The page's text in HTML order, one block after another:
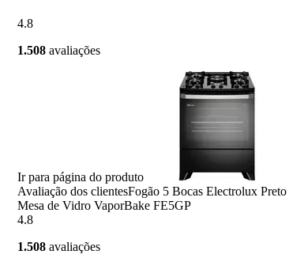
4.8
1.508 avaliações
Ir para página do produto
Avaliação dos clientesFogão 5 Bocas Electrolux Preto
Mesa de Vidro VaporBake FE5GP
4.8
1.508 avaliações